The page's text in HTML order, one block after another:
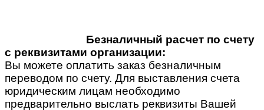
Безналичный расчет по счету
с реквизитами организации:
Вы можете оплатить заказ безналичным
переводом по счету. Для выставления счета
юридическим лицам необходимо
предварительно выслать реквизиты Вашей